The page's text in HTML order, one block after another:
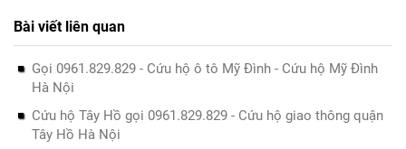
Bài viết liên quan
Gọi 0961.829.829 - Cứu hộ ô tô Mỹ Đình - Cứu hộ Mỹ Đình
Hà Nội
Cứu hộ Tây Hồ gọi 0961.829.829 - Cứu hộ giao thông quận
Tây Hồ Hà Nội